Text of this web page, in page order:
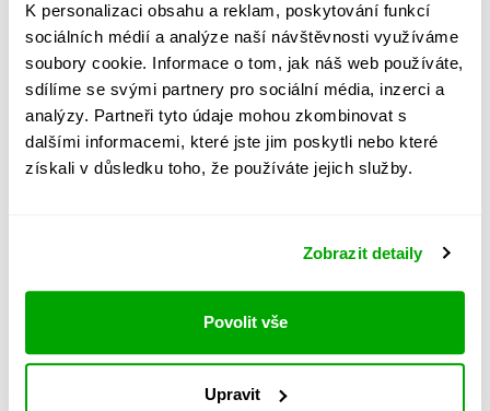
K personalizaci obsahu a reklam, poskytování funkcí
sociálních médií a analýze naší návštěvnosti využíváme
soubory cookie. Informace o tom, jak náš web používáte,
sdílíme se svými partnery pro sociální média, inzerci a
analýzy. Partneři tyto údaje mohou zkombinovat s
dalšími informacemi, které jste jim poskytli nebo které
získali v důsledku toho, že používáte jejich služby.
Zobrazit detaily
Povolit vše
Upravit
Město
PSČ
Stát
doručování týdeníku Respekt v tištěné verzi, na
první vydání ve vaší schránce se můžete těšit